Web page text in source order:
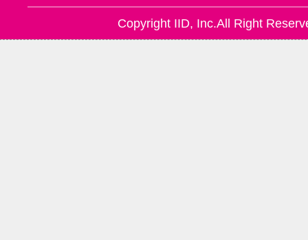
Copyright IID, Inc.All Right